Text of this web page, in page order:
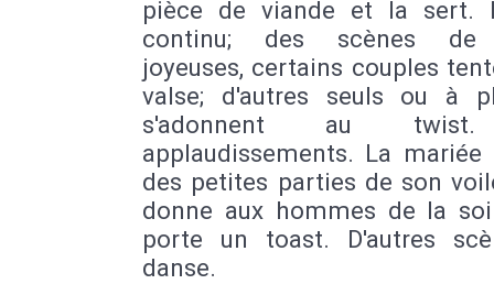
pièce de viande et la sert.
continu; des scènes de
joyeuses, certains couples
valse; d'autres seuls ou à
s'adonnent au
applaudissements. La mariée
des petites parties de son
donne aux hommes de la
porte un toast. D'autres
danse.